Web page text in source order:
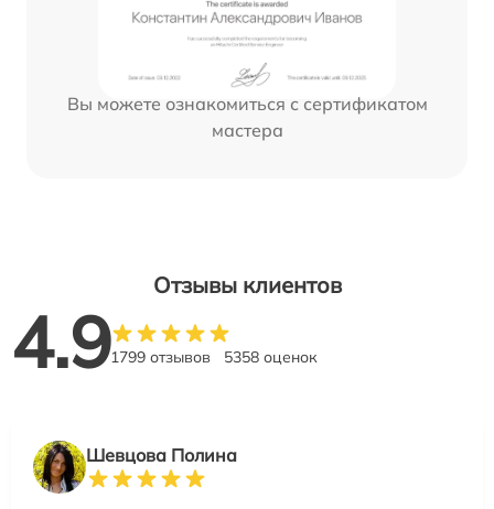
Вы можете ознакомиться с сертификатом
мастера
Отзывы клиентов
4.91799 отзывов 5358 оценок
Шевцова Полина